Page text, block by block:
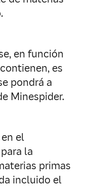
en función
es
pondrá a
Minespider.
el
la
primas
incluido el